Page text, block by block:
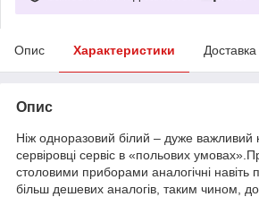
Опис Характеристики Доставка
Опис
Ніж одноразовий білий – дуже важливий
сервіровці сервіс в «польових
столовими приборами аналогічні навіть
більш дешевих аналогів, таким чином,